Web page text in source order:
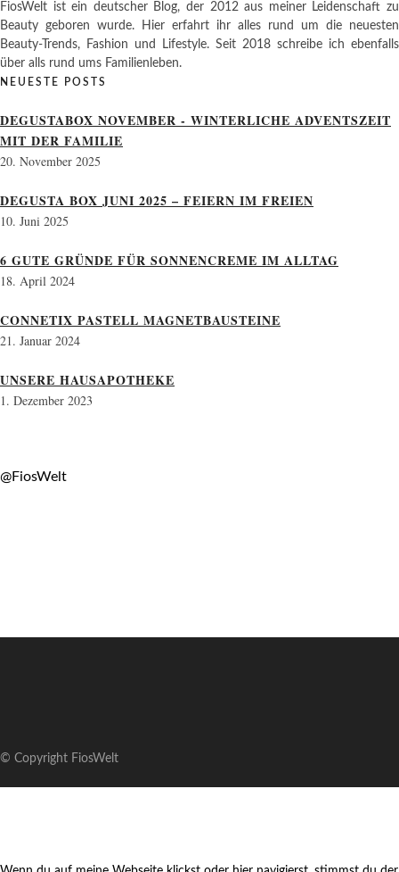
FiosWelt ist ein deutscher Blog, der 2012 aus meiner Leidenschaft zu
Beauty geboren wurde. Hier erfahrt ihr alles rund um die neuesten
Beauty-Trends, Fashion und Lifestyle. Seit 2018 schreibe ich ebenfalls
über alls rund ums Familienleben.
NEUESTE POSTS
DEGUSTABOX NOVEMBER - WINTERLICHE ADVENTSZEIT
MIT DER FAMILIE
20. November 2025
DEGUSTA BOX JUNI 2025 – FEIERN IM FREIEN
10. Juni 2025
6 GUTE GRÜNDE FÜR SONNENCREME IM ALLTAG
18. April 2024
CONNETIX PASTELL MAGNETBAUSTEINE
21. Januar 2024
UNSERE HAUSAPOTHEKE
1. Dezember 2023
@FiosWelt
© Copyright FiosWelt